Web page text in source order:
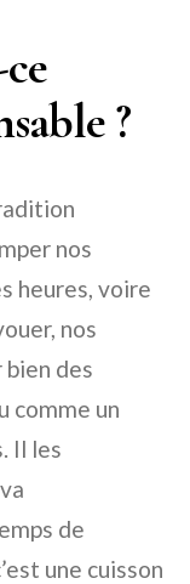
?
nos
heures, voire
nos
des
comme un
Il les
de
une cuisson